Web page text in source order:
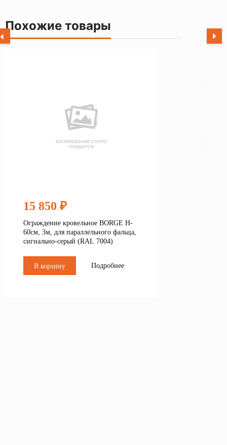
Похожие товары
15 850 ₽
Ограждение кровельное BORGE H-
60см, 3м, для параллельного фальца,
сигнально-серый (RAL 7004)
В корзину Подробнее